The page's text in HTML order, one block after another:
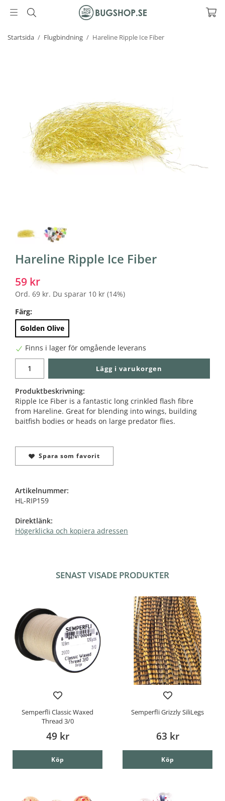
Startsida / Flugbindning / Hareline Ripple Ice Fiber
Hareline Ripple Ice Fiber
59 kr
Ord. 69 kr. Du sparar 10 kr (14%)
Färg:
Golden Olive
Finns i lager för omgående leverans
Lägg i varukorgen
Produktbeskrivning:
Ripple Ice Fiber is a fantastic long crinkled flash fibre
from Hareline. Great for blending into wings, building
baitfish bodies or heads on large predator flies.
Spara som favorit
Artikelnummer:
HL-RIP159
Direktlänk:
Högerklicka och kopiera adressen
SENAST VISADE PRODUKTER
Semperfli Classic Waxed
Thread 3/0
49 kr
Köp
Semperfli Grizzly SiliLegs
63 kr
Köp